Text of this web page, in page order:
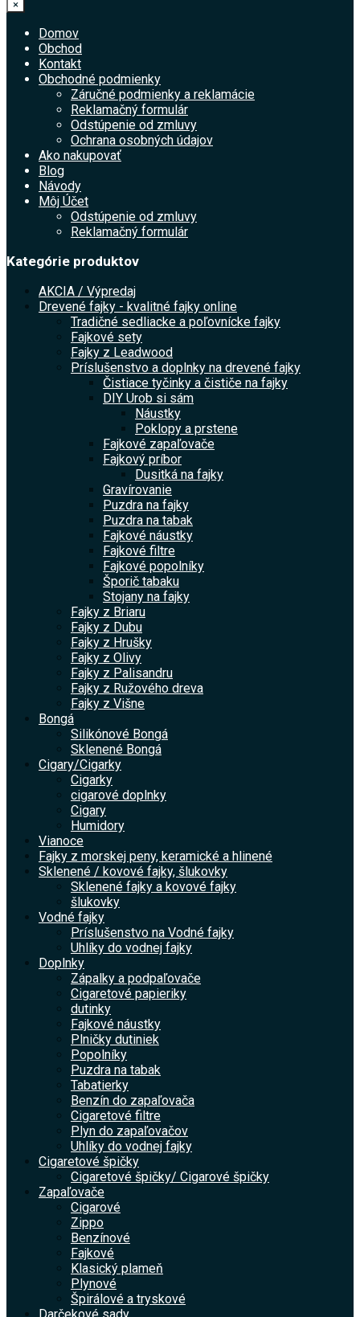
×
Domov
Obchod
Kontakt
Obchodné podmienky
Záručné podmienky a reklamácie
Reklamačný formulár
Odstúpenie od zmluvy
Ochrana osobných údajov
Ako nakupovať
Blog
Návody
Môj Účet
Odstúpenie od zmluvy
Reklamačný formulár
Kategórie produktov
AKCIA / Výpredaj
Drevené fajky - kvalitné fajky online
Tradičné sedliacke a poľovnícke fajky
Fajkové sety
Fajky z Leadwood
Príslušenstvo a doplnky na drevené fajky
Čistiace tyčinky a čističe na fajky
DIY Urob si sám
Náustky
Poklopy a prstene
Fajkové zapaľovače
Fajkový príbor
Dusitká na fajky
Gravírovanie
Puzdra na fajky
Puzdra na tabak
Fajkové náustky
Fajkové filtre
Fajkové popolníky
Šporič tabaku
Stojany na fajky
Fajky z Briaru
Fajky z Dubu
Fajky z Hrušky
Fajky z Olivy
Fajky z Palisandru
Fajky z Ružového dreva
Fajky z Višne
Bongá
Silikónové Bongá
Sklenené Bongá
Cigary/Cigarky
Cigarky
cigarové doplnky
Cigary
Humidory
Vianoce
Fajky z morskej peny, keramické a hlinené
Sklenené / kovové fajky, šlukovky
Sklenené fajky a kovové fajky
šlukovky
Vodné fajky
Príslušenstvo na Vodné fajky
Uhlíky do vodnej fajky
Doplnky
Zápalky a podpaľovače
Cigaretové papieriky
dutinky
Fajkové náustky
Plničky dutiniek
Popolníky
Puzdra na tabak
Tabatierky
Benzín do zapaľovača
Cigaretové filtre
Plyn do zapaľovačov
Uhlíky do vodnej fajky
Cigaretové špičky
Cigaretové špičky/ Cigarové špičky
Zapaľovače
Cigarové
Zippo
Benzínové
Fajkové
Klasický plameň
Plynové
Špirálové a tryskové